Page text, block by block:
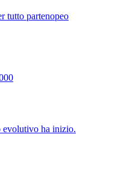
tutto partenopeo
evolutivo ha inizio.